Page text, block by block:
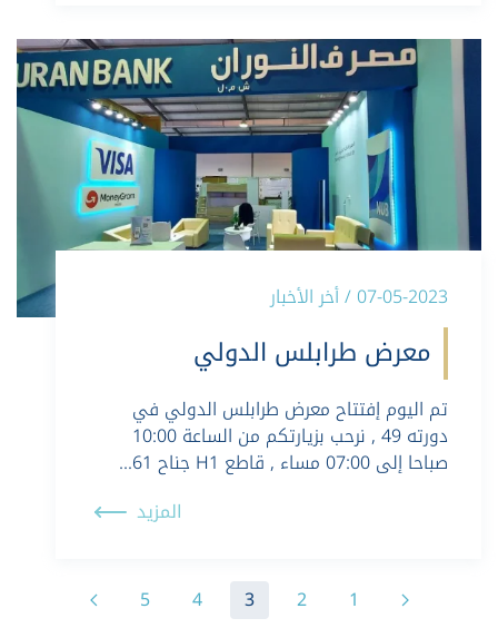
07-05-2023 / أخر الأخبار
معرض طرابلس الدولي
تم اليوم إفتتاح معرض طرابلس الدولي في
دورته 49 , نرحب بزيارتكم من الساعة 10:00
صباحا إلى 07:00 مساء , قاطع H1 جناح 61…
المزيد
1
2
3
4
5